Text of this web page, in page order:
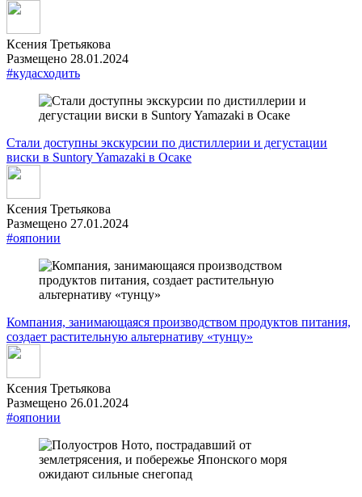
Ксения Третьякова
Размещено 28.01.2024
#кудасходить
Стали доступны экскурсии по дистиллерии и дегустации
виски в Suntory Yamazaki в Осаке
Ксения Третьякова
Размещено 27.01.2024
#ояпонии
Компания, занимающаяся производством продуктов питания,
создает растительную альтернативу «тунцу»
Ксения Третьякова
Размещено 26.01.2024
#ояпонии